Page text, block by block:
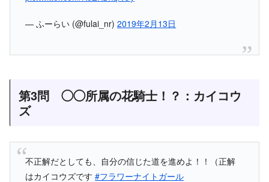
— ふーらい (@fulai_nr)2019年2月13日
第3問 ◯◯所属の花騎士！？：カイコウ
ズ
不正解だとしても、自分の信じた道を進めよ！！（正解
はカイコウズです#フラワーナイトガール